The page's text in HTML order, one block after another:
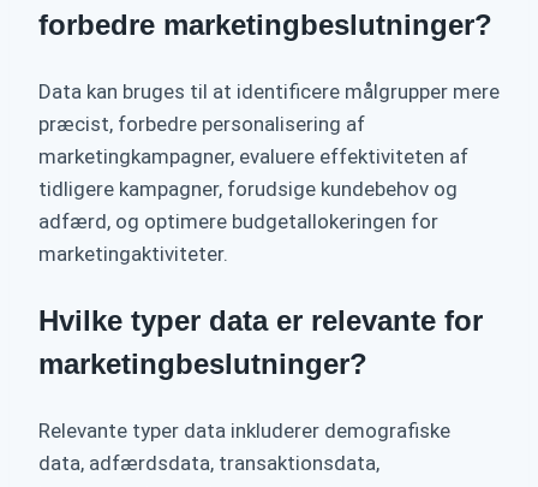
forbedre marketingbeslutninger?
Data kan bruges til at identificere målgrupper mere
præcist, forbedre personalisering af
marketingkampagner, evaluere effektiviteten af ​​
tidligere kampagner, forudsige kundebehov og
adfærd, og optimere budgetallokeringen for
marketingaktiviteter.
Hvilke typer data er relevante for
marketingbeslutninger?
Relevante typer data inkluderer demografiske
data, adfærdsdata, transaktionsdata,